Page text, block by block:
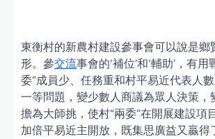
東衡村的新農村建設參事會可以說是鄉
形。參交流事會的‘補位’和‘輔助’，有
委”成員少、任務重和村平易近代表人
一等問題，變少數人商議為眾人決策，
擔為大師挑，使村“兩委”在開展建設項
加倍平易近主開放，既集思廣益又贏得